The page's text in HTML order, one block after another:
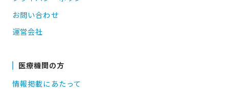
お問い合わせ
運営会社
医療機関の方
情報掲載にあたって